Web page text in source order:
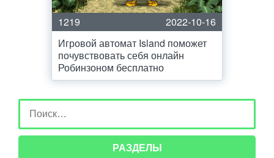
1219
2022-10-16
Игровой автомат Island поможет
почувствовать себя онлайн
Робинзоном бесплатно
РАЗДЕЛЫ